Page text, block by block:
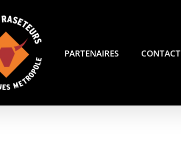
PARTENAIRES CONTACT